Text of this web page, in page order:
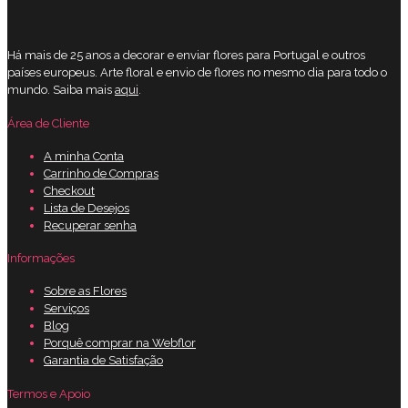
Há mais de 25 anos a decorar e enviar flores para Portugal e outros
países europeus. Arte floral e envio de flores no mesmo dia para todo o
mundo. Saiba mais aqui.
Área de Cliente
A minha Conta
Carrinho de Compras
Checkout
Lista de Desejos
Recuperar senha
Informações
Sobre as Flores
Serviços
Blog
Porquê comprar na Webflor
Garantia de Satisfação
Termos e Apoio